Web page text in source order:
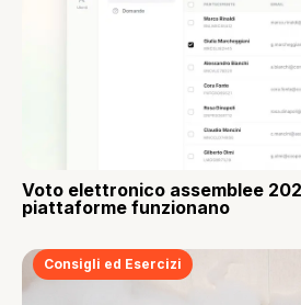
Voto elettronico assemblee
piattaforme funzionano
Consigli ed Esercizi